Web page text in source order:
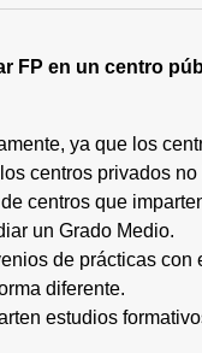
FP en un centro
ya que los
centros privados
centros que
un Grado Medio.
de prácticas
diferente.
estudios